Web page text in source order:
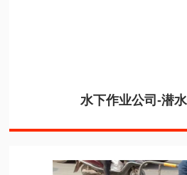
水下作业公司-潜